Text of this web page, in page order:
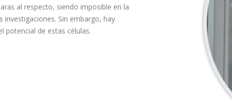
al respecto, siendo imposible en la
investigaciones. Sin embargo, hay
potencial de estas células.